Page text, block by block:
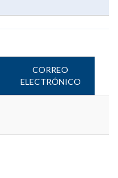
CORREO
ELECTRÓNICO